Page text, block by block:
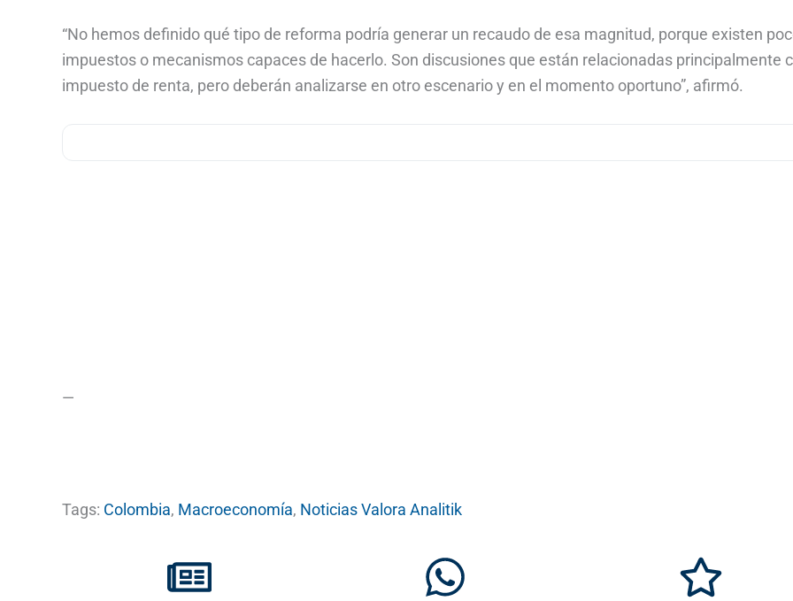
“No hemos definido qué tipo de reforma podría generar un recaudo de esa magnitud, porque existen
impuestos o mecanismos capaces de hacerlo. Son discusiones que están relacionadas principalmente
impuesto de renta, pero deberán analizarse en otro escenario y en el momento oportuno”, afirmó.
—
Tags: Colombia, Macroeconomía, Noticias Valora Analitik